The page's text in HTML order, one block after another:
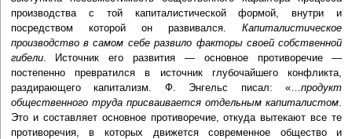
производства с той капиталистической формой, внутри и
посредством которой он развивался.Капиталистическое
производство в самом себе развило факторы своей собственной
гибели. Источник его развития — основное противоречие —
постепенно превратился в источник глубочайшего конфликта,
раздирающего капитализм. Ф. Энгельс писал: «…продукт
общественного труда присваивается отдельным капиталистом.
Это и составляет основное противоречие, откуда вытекают все те
противоречия, в которых движется современное общество и